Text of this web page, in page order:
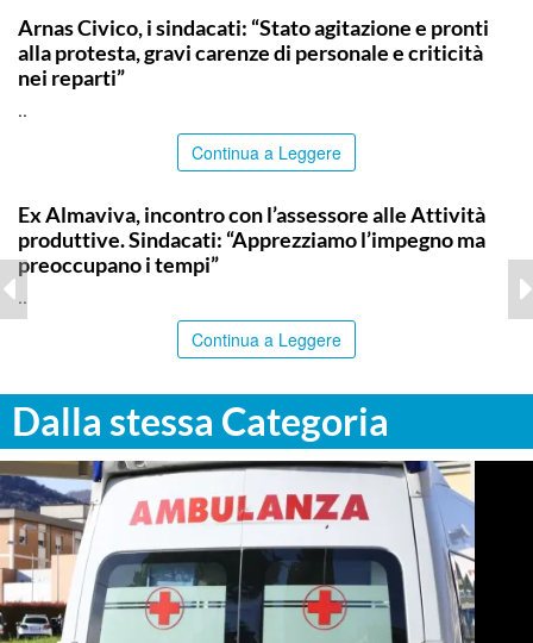
Arnas Civico, i sindacati: “Stato agitazione e pronti
alla protesta, gravi carenze di personale e criticità
nei reparti”
..
Continua a Leggere
Ex Almaviva, incontro con l’assessore alle Attività
produttive. Sindacati: “Apprezziamo l’impegno ma
preoccupano i tempi”
..
Continua a Leggere
Dalla stessa Categoria